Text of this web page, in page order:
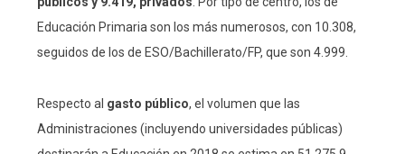
Educación Primaria son los más numerosos, con 10.308,
seguidos de los de ESO/Bachillerato/FP, que son 4.999.
Respecto al gasto público, el volumen que las
Administraciones (incluyendo universidades públicas)